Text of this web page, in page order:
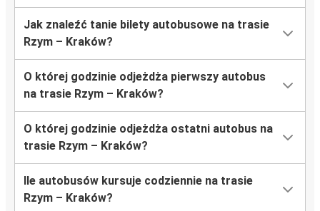
Jak znaleźć tanie bilety autobusowe na trasie
Rzym – Kraków?
O której godzinie odjeżdża pierwszy autobus
na trasie Rzym – Kraków?
O której godzinie odjeżdża ostatni autobus na
trasie Rzym – Kraków?
Ile autobusów kursuje codziennie na trasie
Rzym – Kraków?